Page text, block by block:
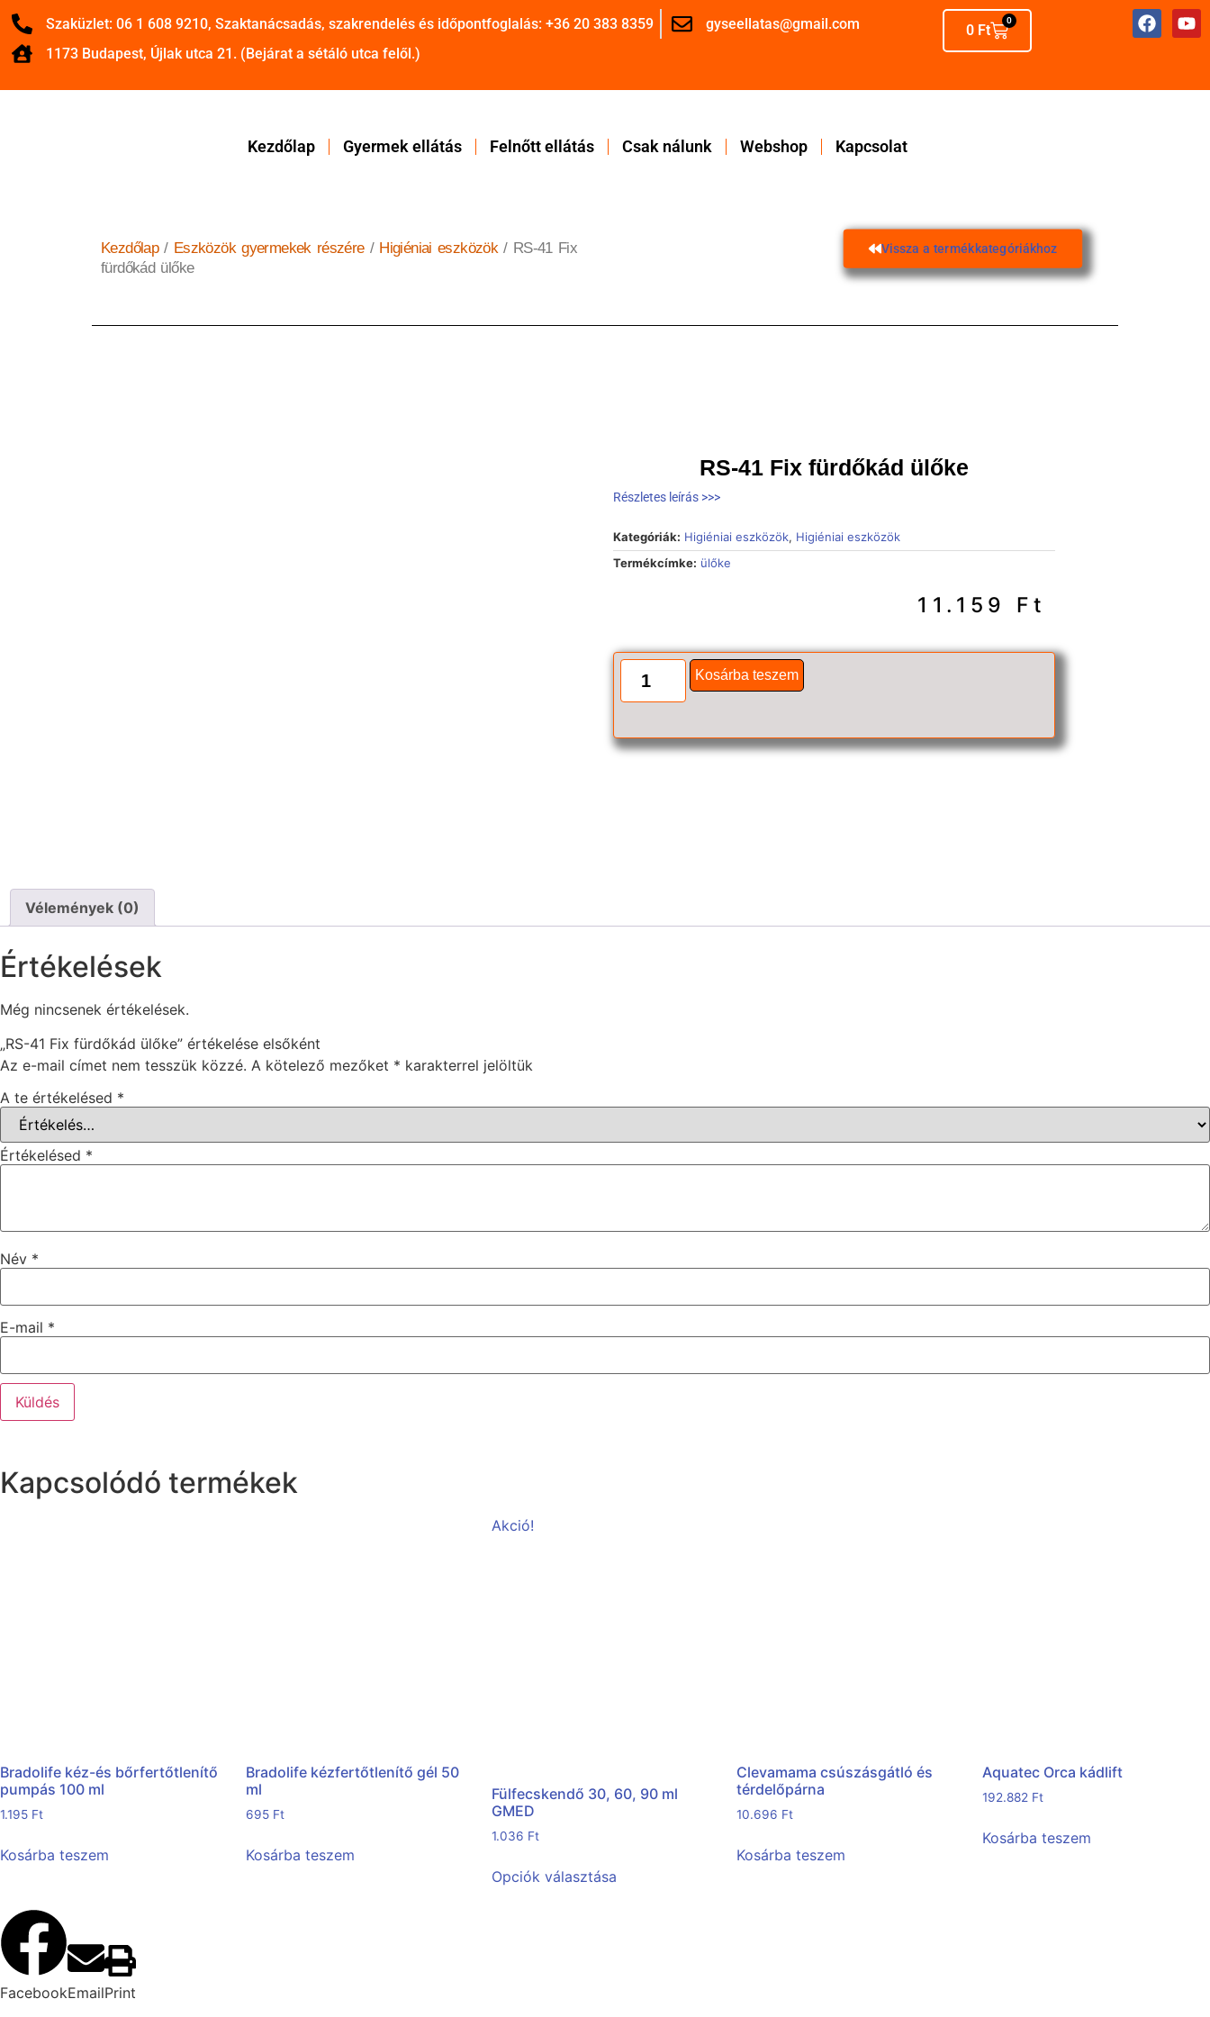
Szaküzlet: 06 1 608 9210, Szaktanácsadás, szakrendelés és időpontfoglalás: +36 20 383 8359
gyseellatas@gmail.com
1173 Budapest, Újlak utca 21. (Bejárat a sétáló utca felől.)
0 Ft
0
Kezdőlap Gyermek ellátás Felnőtt ellátás Csak nálunk Webshop Kapcsolat
Kezdőlap/ Eszközök gyermekek részére/ Higiéniai eszközök/ RS-41 Fix
fürdőkád ülőke
Vissza a termékkategóriákhoz
RS-41 Fix fürdőkád ülőke
Részletes leírás >>>
Kategóriák: Higiéniai eszközök, Higiéniai eszközök
Termékcímke: ülőke
11.159 Ft
Kosárba teszem
Vélemények (0)
Értékelések
Még nincsenek értékelések.
„RS-41 Fix fürdőkád ülőke” értékelése elsőként
Az e-mail címet nem tesszük közzé. A kötelező mezőket * karakterrel jelöltük
A te értékelésed *
Értékelésed *
Név *
E-mail *
Kapcsolódó termékek
Bradolife kéz-és bőrfertőtlenítő
pumpás 100 ml
1.195 Ft
Kosárba teszem
Bradolife kézfertőtlenítő gél 50
ml
695 Ft
Kosárba teszem
Akció!
Fülfecskendő 30, 60, 90 ml
GMED
1.036 Ft
Opciók választása
Clevamama csúszásgátló és
térdelőpárna
10.696 Ft
Kosárba teszem
Aquatec Orca kádlift
192.882 Ft
Kosárba teszem
FacebookEmailPrint